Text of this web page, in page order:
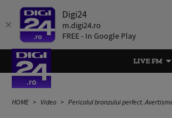
Digi24
m.digi24.ro
FREE - In Google Play
LIVE FM
HOME Video Pericolul bronzului perfect. Avertismentul